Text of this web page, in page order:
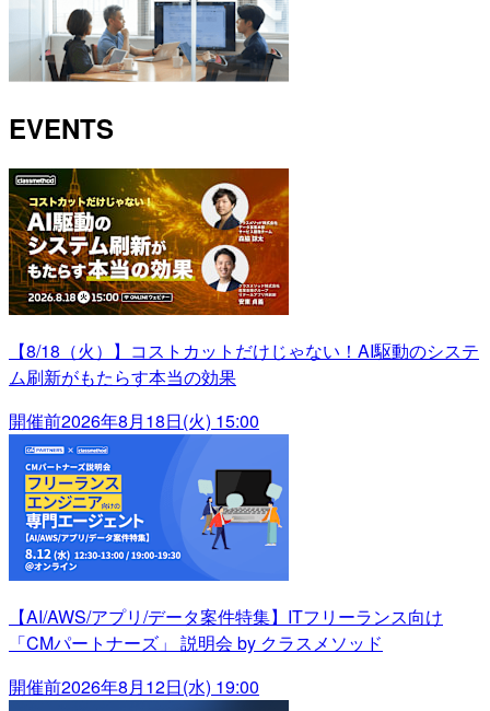
EVENTS
【8/18（火）】コストカットだけじゃない！AI駆動のシステ
ム刷新がもたらす本当の効果
開催前2026年8月18日(火) 15:00
【AI/AWS/アプリ/データ案件特集】ITフリーランス向け
「CMパートナーズ」 説明会 by クラスメソッド
開催前2026年8月12日(水) 19:00